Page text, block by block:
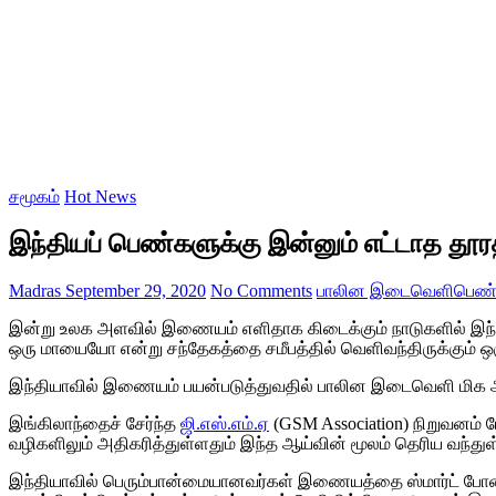
சமூகம் Hot News
இந்தியப் பெண்களுக்கு இன்னும் எட்டாத
Madras September 29, 2020 No Comments பாலின இடைவெளி
இன்று உலக அளவில் இணையம் எளிதாக கிடைக்கும் நாடுகளில்
ஒரு மாயையோ என்று சந்தேகத்தை சமீபத்தில் வெளிவந்திருக்கும் ஒரு
இந்தியாவில் இணையம் பயன்படுத்துவதில் பாலின இடைவெளி மிக
இங்கிலாந்தைச் சேர்ந்த ஜி.எஸ்.எம்.ஏ (GSM Association)
வழிகளிலும் அதிகரித்துள்ளதும் இந்த ஆய்வின் மூலம் தெரிய
இந்தியாவில் பெரும்பான்மையானவர்கள் இணையத்தை ஸ்மார்ட்